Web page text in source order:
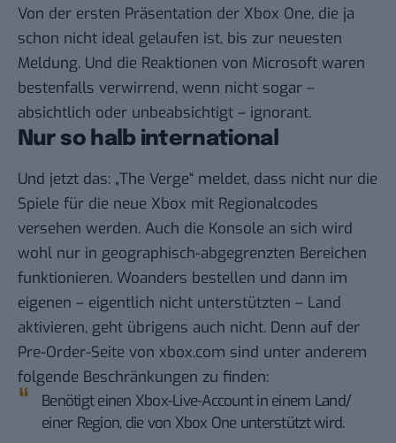
Von der ersten Präsentation der Xbox One, die ja
schon nicht ideal gelaufen ist, bis zur neuesten
Meldung. Und die Reaktionen von Microsoft waren
bestenfalls verwirrend, wenn nicht sogar –
absichtlich oder unbeabsichtigt – ignorant.
Nur so halb international
Und jetzt das: „The Verge“ meldet, dass nicht nur die
Spiele für die neue Xbox mit Regionalcodes
versehen werden. Auch die Konsole an sich wird
wohl nur in geographisch-abgegrenzten Bereichen
funktionieren. Woanders bestellen und dann im
eigenen – eigentlich nicht unterstützten – Land
aktivieren, geht übrigens auch nicht. Denn auf der
Pre-Order-Seite von xbox.com sind unter anderem
folgende Beschränkungen zu finden:
Benötigt einen Xbox-Live-Account in einem Land/
einer Region, die von Xbox One unterstützt wird.